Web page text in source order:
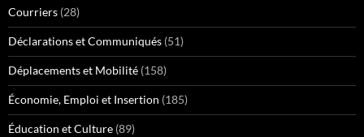
Courriers (28)
Déclarations et Communiqués (51)
Déplacements et Mobilité (158)
Économie, Emploi et Insertion (185)
Éducation et Culture (89)